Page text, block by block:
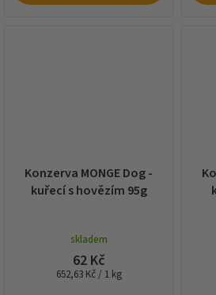
Konzerva MONGE Dog -
kuřecí s hovězím 95g
skladem
62 Kč
Měrná
652,63 Kč / 1 kg